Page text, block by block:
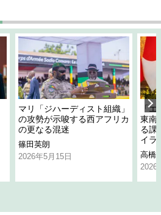
マリ「ジハーディスト組織」
の攻勢が示唆する西アフリカ
の更なる混迷
篠田英朗
2026年5月15日
「
東南
る課
イラ
高橋
2026